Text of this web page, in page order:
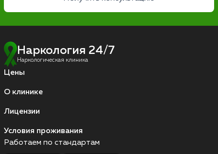
Наркология 24/7
Наркологическая клиника
Цены
О клинике
Лицензии
Условия проживания
Работаем по стандартам